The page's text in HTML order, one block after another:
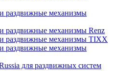
раздвижные механизмы
раздвижные механизмы Renz
раздвижные механизмы TIXX
раздвижные механизмы
для раздвижных систем